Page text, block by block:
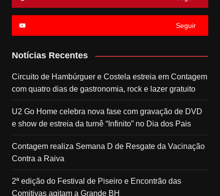
Seguir
Notícias Recentes
Circuito de Hambúrguer e Costela estreia em Contagem
com quatro dias de gastronomia, rock e lazer gratuito
U2 Go Home celebra nova fase com gravação de DVD
e show de estreia da turnê “Infinito” no Dia dos Pais
Contagem realiza Semana D de Resgate da Vacinação
Contra a Raiva
2ª edição do Festival de Piseiro e Encontrão das
Comitivas agitam a Grande BH